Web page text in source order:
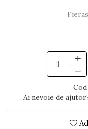
Ai nevoie de